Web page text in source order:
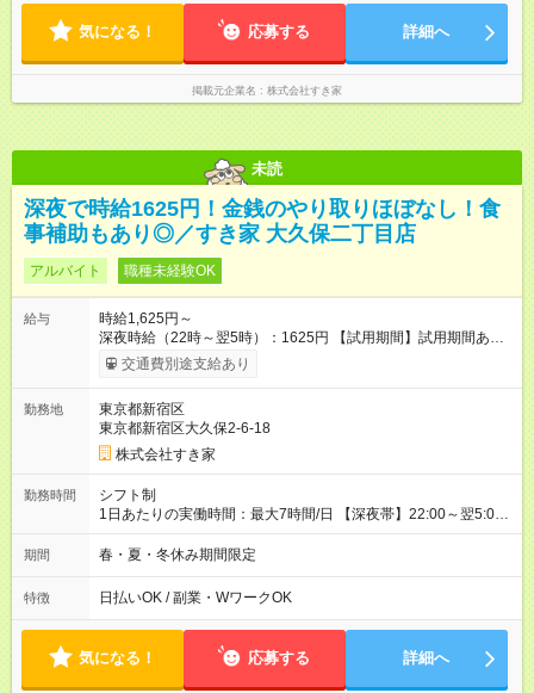
気になる！ 応募する 詳細へ
掲載元企業名 株式会社すき家
未読
深夜で時給1625円！金銭のやり取りほぼなし！食
事補助もあり◎／すき家 大久保二丁目店
アルバイト 職種未経験OK
給与
時給1,625円～
深夜時給（22時～翌5時）：1625円 【試用期間】試用期間あり
試用期間の長さ：1ヶ月 雇用形態、給与は本採用時と同じです。
試用期間の実態は30日（※条件変更なし）ですが、切り上げで
同時給）
交通費別途支給あり
勤務地
東京都新宿区
東京都新宿区大久保2-6-18
株式会社すき家
勤務時間
シフト制
1日あたりの実働時間：最大7時間/日 【深夜帯】22:00～翌5:00
週2日～・1日2h～OK◎ ※22:00から翌5:00までは18歳以上の方
のみ勤務可能です（18歳未満の深夜業務禁止のため） ★深夜で
す。 必ず、2名以上での勤務を行いますので、安心して働けま
す。
期間 春・夏・冬休み期間限定
特徴 日払いOK / 副業・WワークOK
気になる！ 応募する 詳細へ